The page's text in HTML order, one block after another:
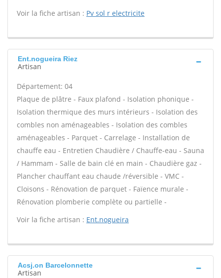
Voir la fiche artisan : Pv sol r electricite
Ent.nogueira Riez
Artisan
Département: 04
Plaque de plâtre - Faux plafond - Isolation phonique -
Isolation thermique des murs intérieurs - Isolation des
combles non aménageables - Isolation des combles
aménageables - Parquet - Carrelage - Installation de
chauffe eau - Entretien Chaudière / Chauffe-eau - Sauna
/ Hammam - Salle de bain clé en main - Chaudière gaz -
Plancher chauffant eau chaude /réversible - VMC -
Cloisons - Rénovation de parquet - Faïence murale -
Rénovation plomberie complète ou partielle -
Voir la fiche artisan : Ent.nogueira
Acsj.on Barcelonnette
Artisan